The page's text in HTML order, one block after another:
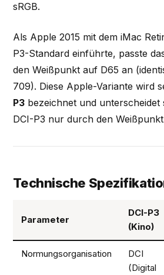
sRGB.
Als Apple 2015 mit dem iMac
P3-Standard einführte, passte
den Weißpunkt auf D65 an
709). Diese Apple-Variante wird
P3 bezeichnet und unterscheidet
DCI-P3 nur durch den
Technische
Parameter
DCI-P3
(Kino)
Normungsorganisation
DCI
(Digital